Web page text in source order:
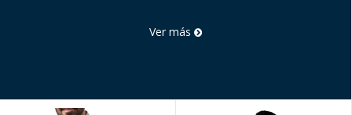
Ver más